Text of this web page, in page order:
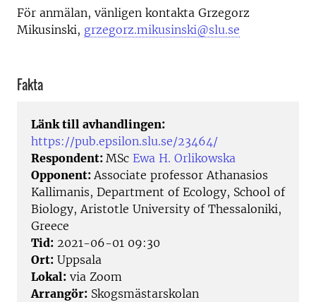
För anmälan, vänligen kontakta Grzegorz
Mikusinski, grzegorz.mikusinski@slu.se
Fakta
Länk till avhandlingen:
https://pub.epsilon.slu.se/23464/
Respondent: MSc Ewa H. Orlikowska
Opponent:Associate professor Athanasios
Kallimanis, Department of Ecology, School of
Biology, Aristotle University of Thessaloniki,
Greece
Tid: 2021-06-01 09:30
Ort: Uppsala
Lokal: via Zoom
Arrangör: Skogsmästarskolan